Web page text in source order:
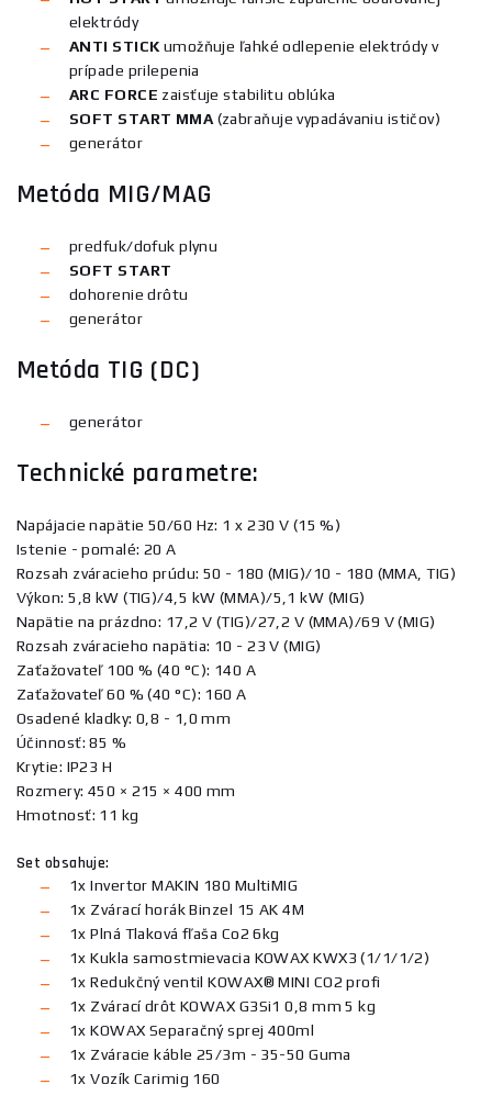
elektródy
ANTI STICK umožňuje ľahké odlepenie elektródy v
prípade prilepenia
ARC FORCE zaisťuje stabilitu oblúka
SOFT START MMA (zabraňuje vypadávaniu ističov)
generátor
Metóda MIG/MAG
predfuk/dofuk plynu
SOFT START
dohorenie drôtu
generátor
Metóda TIG (DC)
generátor
Technické parametre:
Napájacie napätie 50/60 Hz: 1 x 230 V (15 %)
Istenie - pomalé: 20 A
Rozsah zváracieho prúdu: 50 - 180 (MIG)/10 - 180 (MMA, TIG)
Výkon: 5,8 kW (TIG)/4,5 kW (MMA)/5,1 kW (MIG)
Napätie na prázdno: 17,2 V (TIG)/27,2 V (MMA)/69 V (MIG)
Rozsah zváracieho napätia: 10 - 23 V (MIG)
Zaťažovateľ 100 % (40 °C): 140 A
Zaťažovateľ 60 % (40 °C): 160 A
Osadené kladky: 0,8 - 1,0 mm
Účinnosť: 85 %
Krytie: IP23 H
Rozmery: 450 × 215 × 400 mm
Hmotnosť: 11 kg
Set obsahuje:
1x Invertor MAKIN 180 MultiMIG
1x Zvárací horák Binzel 15 AK 4M
1x Plná Tlaková fľaša Co2 6kg
1x Kukla samostmievacia KOWAX KWX3 (1/1/1/2)
1x Redukčný ventil KOWAX® MINI CO2 profi
1x Zvárací drôt KOWAX G3Si1 0,8 mm 5 kg
1x KOWAX Separačný sprej 400ml
1x Zváracie káble 25/3m - 35-50 Guma
1x Vozík Carimig 160